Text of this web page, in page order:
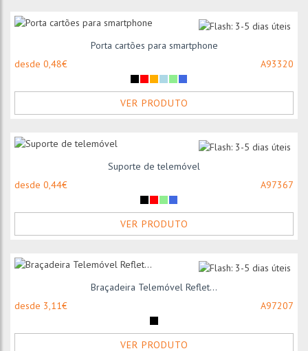
Porta cartões para smartphone
desde 0,48€
A93320
VER PRODUTO
Suporte de telemóvel
desde 0,44€
A97367
VER PRODUTO
Braçadeira Telemóvel Reflet...
desde 3,11€
A97207
VER PRODUTO